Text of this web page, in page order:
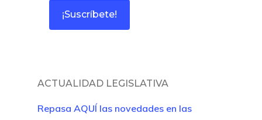
ACTUALIDAD LEGISLATIVA
Repasa AQUÍ las novedades en las